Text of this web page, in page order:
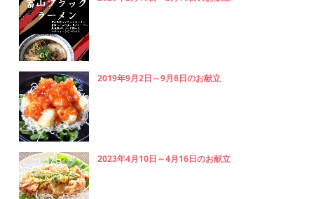
2019年9月2日～9月8日のお献立
2023年4月10日～4月16日のお献立